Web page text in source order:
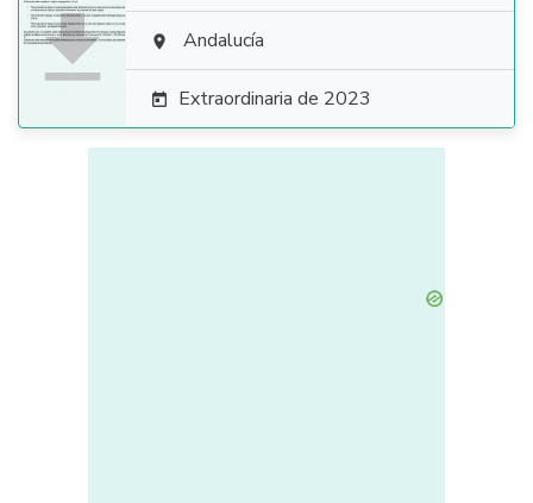
  Andalucía
 Extraordinaria de 2023